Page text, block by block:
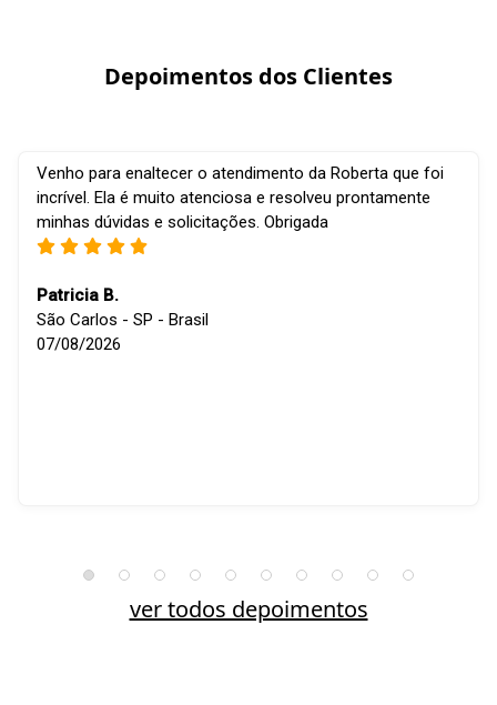
Depoimentos dos Clientes
Venho para enaltecer o atendimento da Roberta que foi
incrível. Ela é muito atenciosa e resolveu prontamente
minhas dúvidas e solicitações. Obrigada
Patricia B.
São Carlos - SP - Brasil
07/08/2026
ver todos depoimentos